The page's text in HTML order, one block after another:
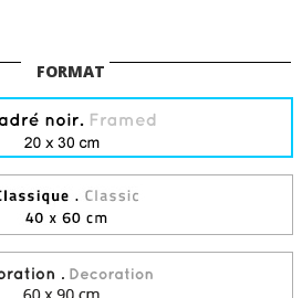
FORMAT